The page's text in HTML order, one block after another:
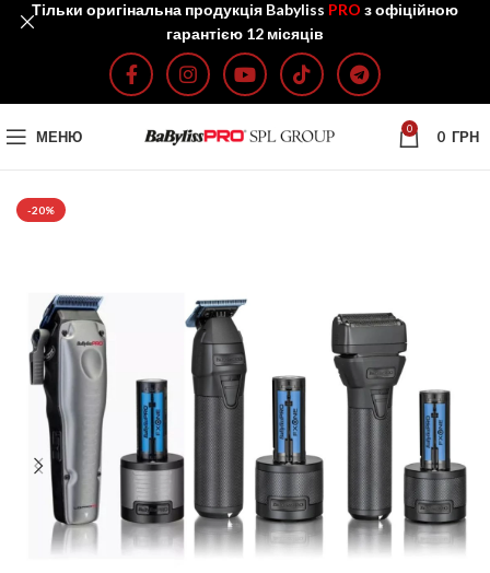
МЕНЮ 0 0 ГРН
-20%
Тільки оригінальна продукція Babyliss PRO з офіційною
гарантією 12 місяців